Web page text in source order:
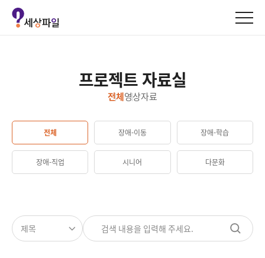
세
상
프로젝트 자료실
전체영상자료
전체 장애-이동 장애-학습
장애-직업 시니어 다문화
검